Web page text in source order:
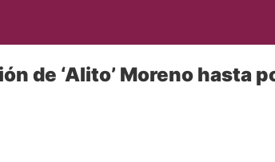
de ‘Alito’ Moreno hasta